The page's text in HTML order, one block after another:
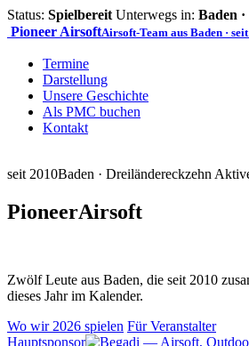
Status: Spielbereit Unterwegs in: Baden
Pioneer AirsoftAirsoft-Team aus Baden ·
Termine
Darstellung
Unsere Geschichte
Als PMC buchen
Kontakt
seit 2010Baden · Dreiländereckzehn
PioneerAirsoft
Zwölf Leute aus Baden, die seit 2010
dieses Jahr im Kalender.
Wo wir 2026 spielen Für Veranstalter
Hauptsponsor